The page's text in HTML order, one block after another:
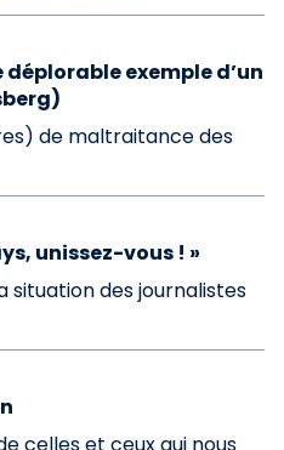
exemple d’un
de maltraitance des
unissez-vous ! »
situation des journalistes